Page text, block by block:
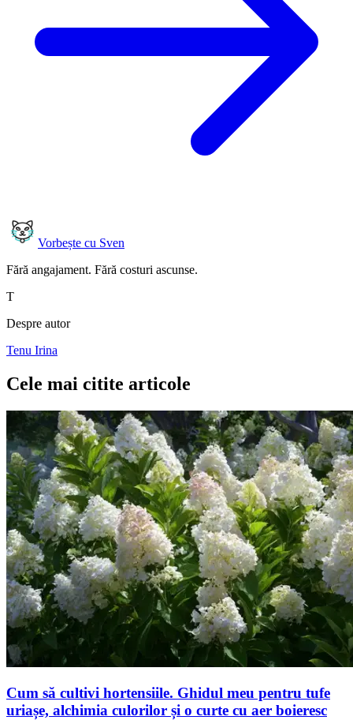
Vorbește cu Sven
Fără angajament. Fără costuri ascunse.
T
Despre autor
Tenu Irina
Cele mai citite articole
Cum să cultivi hortensiile. Ghidul meu pentru tufe
uriașe, alchimia culorilor și o curte cu aer boieresc